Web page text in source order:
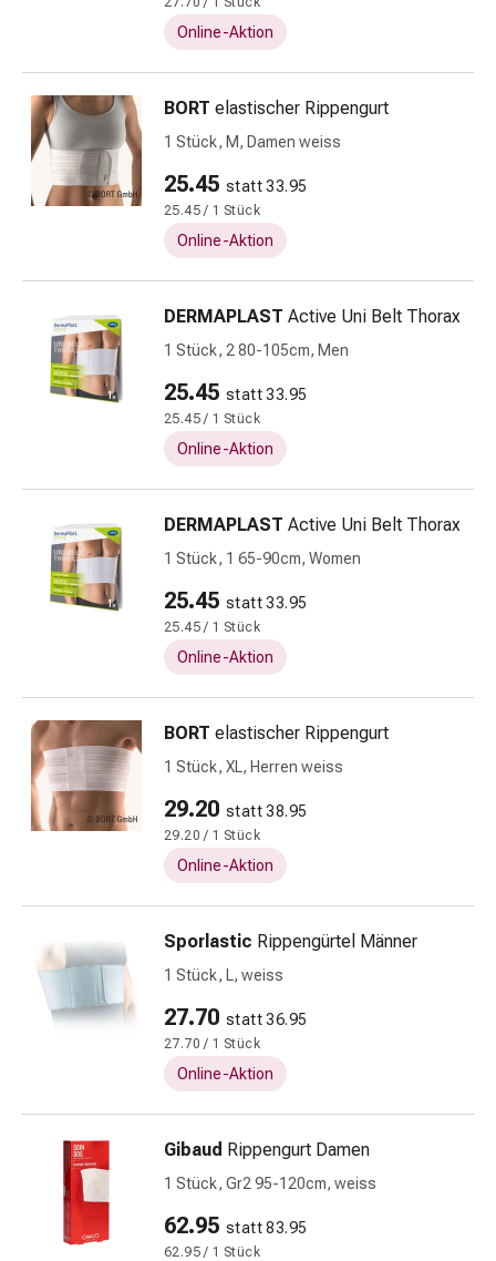
Nieren-
Schmerzen
&
Fieber
Kopfschmerzen
&
Migräne
Schmerzmittel
Muskel-
Schmerztherapie
Kältetherapie
Wärmetherapie
Schlaf
Beruhigungsmittel
Schlafstörungen
Schnarchen
Atemwege
Nasenmittel
Atemwegsbeschwerden
Infektion
Windpocken
Stoffwechsel
Insekten
&
Mücken-
Zeckenschutz
Wurmmittel
Rezeptpflichtige
Medikamente
Rezeptpflichtige
Scheideninfektion
Menstruation
Vaginalgesundheit
Online-Aktion
BORT elastischer Rippengurt
1 Stück, M, Damen weiss
25.45 statt 33.95
25.45 / 1 Stück
Online-Aktion
DERMAPLAST Active Uni Belt Thorax
1 Stück, 2 80-105cm, Men
25.45 statt 33.95
25.45 / 1 Stück
Online-Aktion
DERMAPLAST Active Uni Belt Thorax
1 Stück, 1 65-90cm, Women
25.45 statt 33.95
25.45 / 1 Stück
Online-Aktion
BORT elastischer Rippengurt
1 Stück, XL, Herren weiss
29.20 statt 38.95
29.20 / 1 Stück
Online-Aktion
Sporlastic Rippengürtel Männer
1 Stück, L, weiss
27.70 statt 36.95
27.70 / 1 Stück
Online-Aktion
Gibaud Rippengurt Damen
1 Stück, Gr2 95-120cm, weiss
62.95 statt 83.95
62.95 / 1 Stück